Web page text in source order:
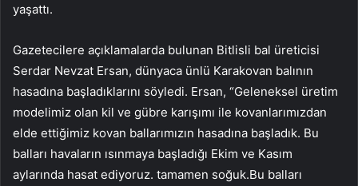
yaşattı.
Gazetecilere açıklamalarda bulunan Bitlisli bal üreticisi
Serdar Nevzat Ersan, dünyaca ünlü Karakovan balının
hasadına başladıklarını söyledi. Ersan, “Geleneksel üretim
modelimiz olan kil ve gübre karışımı ile kovanlarımızdan
elde ettiğimiz kovan ballarımızın hasadına başladık. Bu
balları havaların ısınmaya başladığı Ekim ve Kasım
aylarında hasat ediyoruz. tamamen soğuk.Bu balları